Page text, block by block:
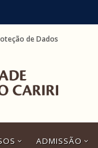
de Dados
ADMISSÃO